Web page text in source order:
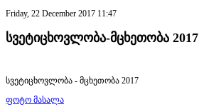
Friday, 22 December 2017 11:47
სვეტიცხოვლობა-მცხეთობა 2017
სვეტიცხოვლობა - მცხეთობა 2017
ფოტო მასალა